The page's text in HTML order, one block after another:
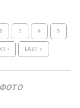
3 4 5
› LAST »
ФОТО